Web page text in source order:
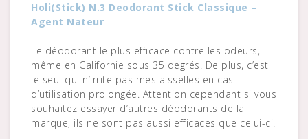
Holi(Stick) N.3 Deodorant Stick Classique –
Agent Nateur
Le déodorant le plus efficace contre les odeurs,
même en Californie sous 35 degrés. De plus, c’est
le seul qui n’irrite pas mes aisselles en cas
d’utilisation prolongée. Attention cependant si vous
souhaitez essayer d’autres déodorants de la
marque, ils ne sont pas aussi efficaces que celui-ci.